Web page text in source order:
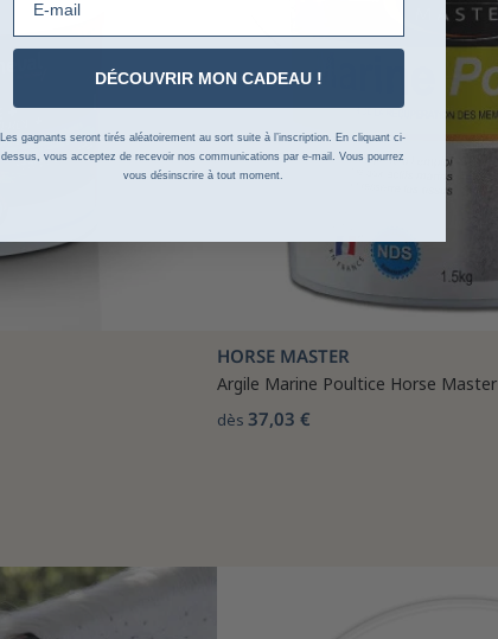
HORSE MASTER
Argile Marine Poultice Horse Master
dès 37,03 €
DÉCOUVRIR MON CADEAU !
Les gagnants seront tirés aléatoirement au sort suite à l’inscription. En cliquant ci-
dessus, vous acceptez de recevoir nos communications par e-mail. Vous pourrez
vous désinscrire à tout moment.